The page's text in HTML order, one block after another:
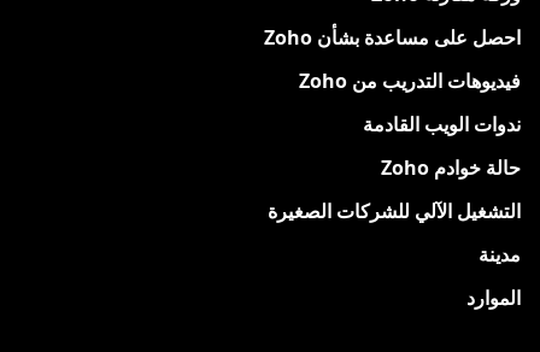
احصل على مساعدة بشأن Zoho
فيديوهات التدريب من Zoho
ندوات الويب القادمة
حالة خوادم Zoho
التشغيل الآلي للشركات الصغيرة
مدينة
الموارد